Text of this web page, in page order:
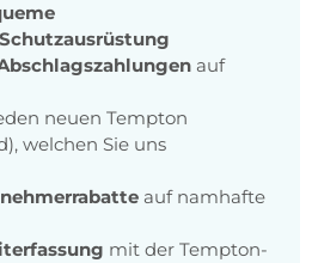
auf
neuen Tempton
welchen Sie uns
auf namhafte
mit der Tempton-